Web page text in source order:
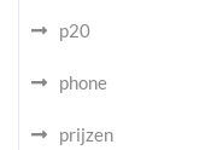
p20
phone
prijzen